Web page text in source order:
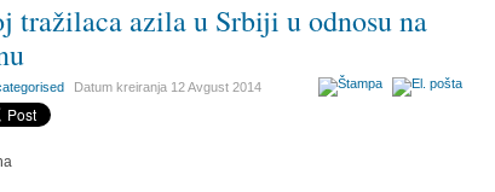
tražilaca azila u Srbiji u odnosu na
Datum kreiranja 12 Avgust 2014